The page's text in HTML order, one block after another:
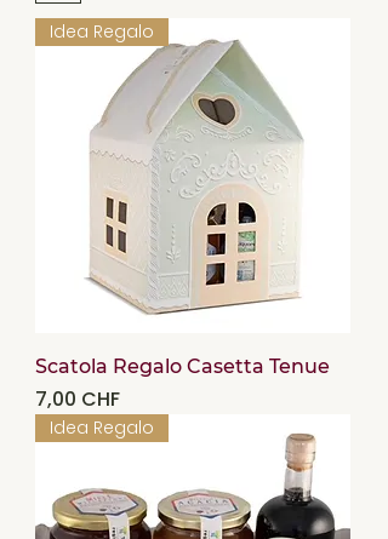
Idea Regalo
Scatola Regalo Casetta Tenue
Precio
7,00 CHF
Idea Regalo